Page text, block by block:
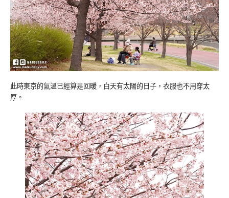
此時東京的氣溫已經算是回暖，白天有太陽的日子，衣服也不用穿太
厚。